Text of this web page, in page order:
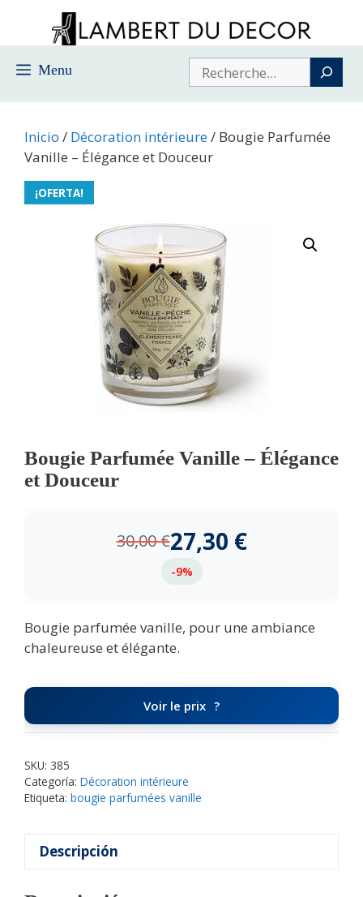
contenido
Menu Buscar
Inicio / Décoration intérieure/ Bougie Parfumée
Vanille – Élégance et Douceur
¡OFERTA!
Bougie Parfumée Vanille – Élégance
et Douceur
30,00€27,30 €
-9%
Bougie parfumée vanille, pour une ambiance
chaleureuse et élégante.
Voir le prix
SKU: 385
Categoría: Décoration intérieure
Etiqueta: bougie parfumées vanille
Descripción